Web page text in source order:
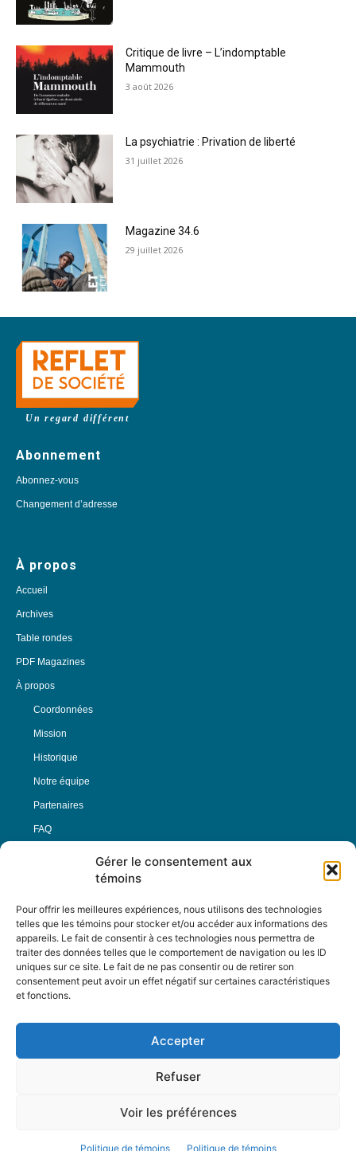
Gérer le consentement aux
témoins
Pour offrir les meilleures expériences, nous utilisons des technologies
telles que les témoins pour stocker et/ou accéder aux informations des
appareils. Le fait de consentir à ces technologies nous permettra de
traiter des données telles que le comportement de navigation ou les ID
uniques sur ce site. Le fait de ne pas consentir ou de retirer son
consentement peut avoir un effet négatif sur certaines caractéristiques
et fonctions.
Accepter
Refuser
Voir les préférences
Politique de témoins Politique de témoins
Critique de livre – L’indomptable
Mammouth
3 août 2026
La psychiatrie : Privation de liberté
31 juillet 2026
Magazine 34.6
29 juillet 2026
Un regard différent
Abonnement
Abonnez-vous
Changement d’adresse
À propos
Accueil
Archives
Table rondes
PDF Magazines
À propos
Coordonnées
Mission
Historique
Notre équipe
Partenaires
FAQ
Nous Suivre
Contactez-nous :
12-3894 rue Sainte-Catherine Est,